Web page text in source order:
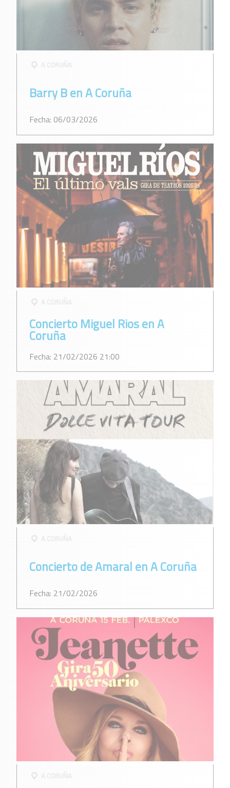
A CORUÑA
Barry B en A Coruña
Fecha: 06/03/2026
A CORUÑA
Concierto Miguel Rios en A
Coruña
Fecha: 21/02/2026 21:00
A CORUÑA
Concierto de Amaral en A Coruña
Fecha: 21/02/2026
A CORUÑA